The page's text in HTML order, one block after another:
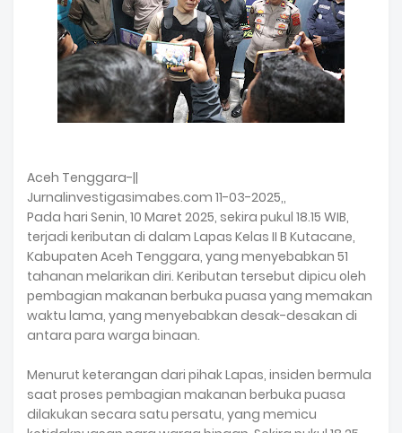
Aceh Tenggara-||
Jurnalinvestigasimabes.com 11-03-2025,,
Pada hari Senin, 10 Maret 2025, sekira pukul 18.15 WIB,
terjadi keributan di dalam Lapas Kelas II B Kutacane,
Kabupaten Aceh Tenggara, yang menyebabkan 51
tahanan melarikan diri. Keributan tersebut dipicu oleh
pembagian makanan berbuka puasa yang memakan
waktu lama, yang menyebabkan desak-desakan di
antara para warga binaan.
Menurut keterangan dari pihak Lapas, insiden bermula
saat proses pembagian makanan berbuka puasa
dilakukan secara satu persatu, yang memicu